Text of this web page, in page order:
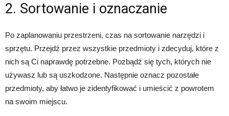
2. Sortowanie i oznaczanie
Po zaplanowaniu przestrzeni, czas na sortowanie narzędzi i
sprzętu. Przejdź przez wszystkie przedmioty i zdecyduj, które z
nich są Ci naprawdę potrzebne. Pozbądź się tych, których nie
używasz lub są uszkodzone. Następnie oznacz pozostałe
przedmioty, aby łatwo je zidentyfikować i umieścić z powrotem
na swoim miejscu.